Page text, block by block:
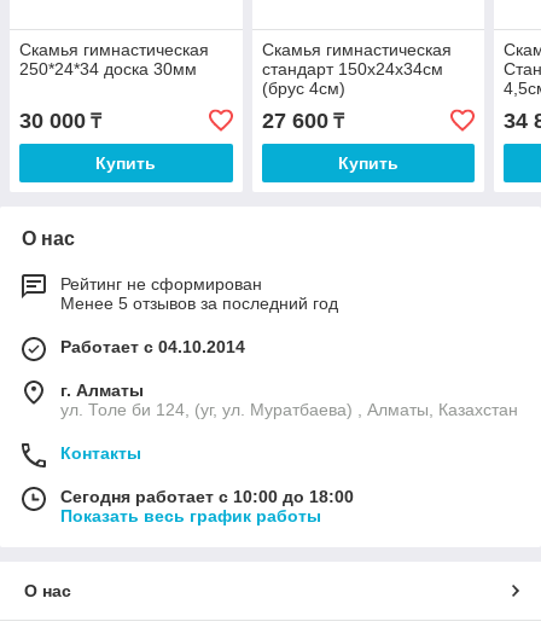
Скамья гимнастическая
250*24*34 доска 30мм
30 000 ₸
Купить
Скамья гимнастическая
стандарт 150х24х34см
(брус 4см)
27 600₸
Купить
34
О нас
Рейтинг не сформирован
Менее 5 отзывов за последний год
Работает с 04.10.2014
г. Алматы
ул. Толе би 124, (уг, ул. Муратбаева) , Алматы, Казахстан
Контакты
Сегодня работает с 10:00 до 18:00
Показать весь график работы
О нас